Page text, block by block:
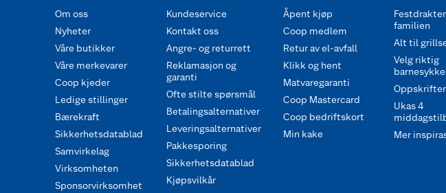
Om oss
Nyheter
Våre butikker
Våre merkevarer
Coop kjeder
Ledige stillinger
Bærekraft
Sikkerhetsdatablad
Samvirkelag
Virksomheten
Sponsorvirksomhet
Kundeservice
Kontakt oss
Angre- og returrett
Reklamasjon og
garanti
Ofte stilte spørsmål
Betalingsalternativer
Leveringsalternativer
Pakkesporing
Sikkerhetsdatablad
Kjøpsvilkår
Åpent kjøp
Coop medlem
Retur av el-avfall
Klikk og hent
Matvaregaranti
Coop Mastercard
Coop bedriftskort
Min kake
familien
Alt til
Velg riktig
Oppskrifter
Ukas 4
Mer